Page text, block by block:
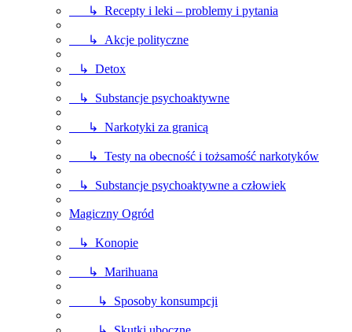
↳ Recepty i leki – problemy i pytania
↳ Akcje polityczne
↳ Detox
↳ Substancje psychoaktywne
↳ Narkotyki za granicą
↳ Testy na obecność i tożsamość narkotyków
↳ Substancje psychoaktywne a człowiek
Magiczny Ogród
↳ Konopie
↳ Marihuana
↳ Sposoby konsumpcji